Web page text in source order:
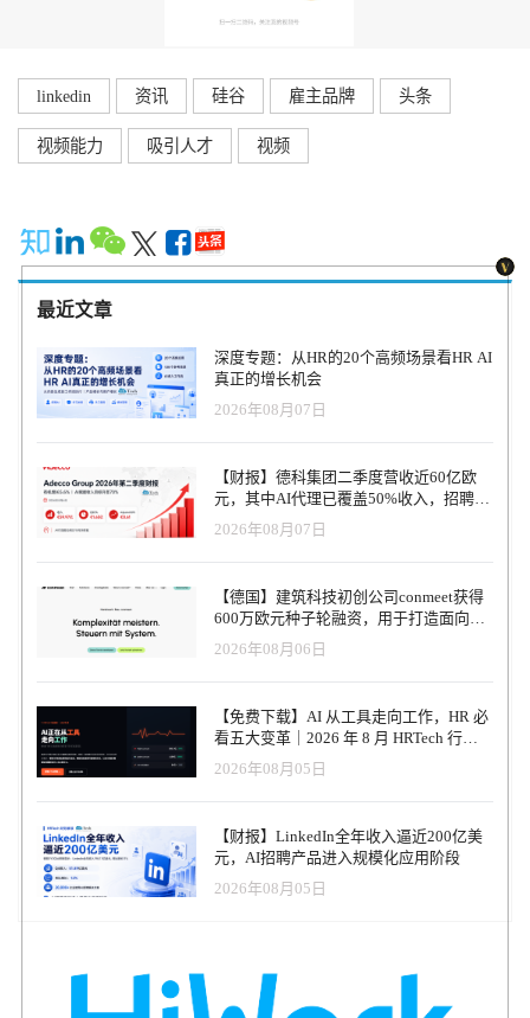
linkedin 资讯 硅谷 雇主品牌 头条
视频能力 吸引人才 视频
最近文章
深度专题：从HR的20个高频场景看HR AI
真正的增长机会
2026年08月07日
【财报】德科集团二季度营收近60亿欧
元，其中AI代理已覆盖50%收入，招聘服
务进入运营重构阶段
2026年08月07日
【德国】建筑科技初创公司conmeet获得
600万欧元种子轮融资，用于打造面向贸
易和建筑行业的AI操作系统
2026年08月06日
【免费下载】AI 从工具走向工作，HR 必
看五大变革｜2026 年 8 月 HRTech 行业
观察报告
2026年08月05日
【财报】LinkedIn全年收入逼近200亿美
元，AI招聘产品进入规模化应用阶段
2026年08月05日